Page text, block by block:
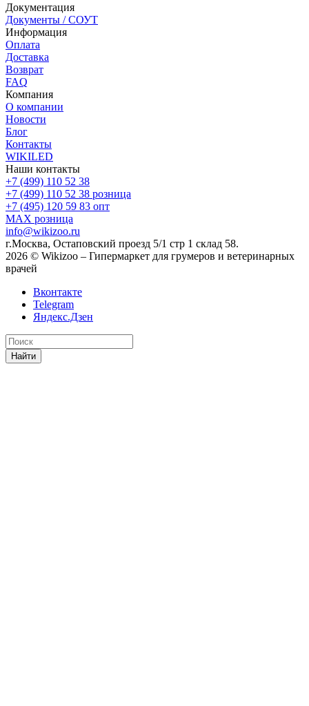
Документация
Документы / СОУТ
Информация
Оплата
Доставка
Возврат
FAQ
Компания
О компании
Новости
Блог
Контакты
WIKILED
Наши контакты
+7 (499) 110 52 38
+7 (499) 110 52 38 розница
+7 (495) 120 59 83 опт
MAX розница
info@wikizoo.ru
г.Москва, Остаповский проезд 5/1 стр 1 склад 58.
2026 © Wikizoo – Гипермаркет для грумеров и ветеринарных
врачей
Вконтакте
Telegram
Яндекс.Дзен
Найти